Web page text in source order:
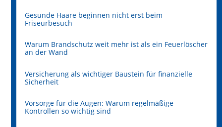
Gesunde Haare beginnen nicht erst beim
Friseurbesuch
Warum Brandschutz weit mehr ist als ein Feuerlöscher
an der Wand
Versicherung als wichtiger Baustein für finanzielle
Sicherheit
Vorsorge für die Augen: Warum regelmäßige
Kontrollen so wichtig sind